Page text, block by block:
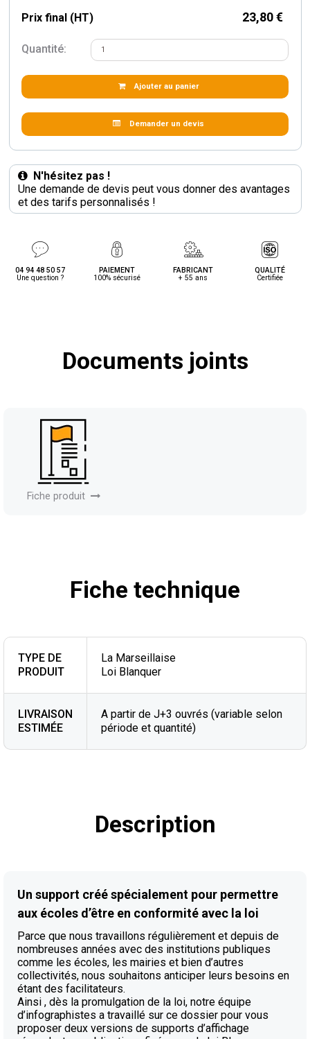
Prix final (HT) 23,80 €
Quantité:
Ajouter au panier
Demander un devis
N'hésitez pas !
Une demande de devis peut vous donner des avantages
et des tarifs personnalisés !
04 94 48 50 57
Une question ?
PAIEMENT
100% sécurisé
FABRICANT
+ 55 ans
QUALITÉ
Certifiée
Documents joints
Fiche produit
Fiche technique
TYPE DE
PRODUIT
La Marseillaise
Loi Blanquer
LIVRAISON
ESTIMÉE
A partir de J+3 ouvrés (variable selon
période et quantité)
Description
Un support créé spécialement pour permettre
aux écoles d’être en conformité avec la loi
Parce que nous travaillons régulièrement et depuis de
nombreuses années avec des institutions publiques
comme les écoles, les mairies et bien d’autres
collectivités, nous souhaitons anticiper leurs besoins en
étant des facilitateurs.
Ainsi , dès la promulgation de la loi, notre équipe
d’infographistes a travaillé sur ce dossier pour vous
proposer deux versions de supports d’affichage